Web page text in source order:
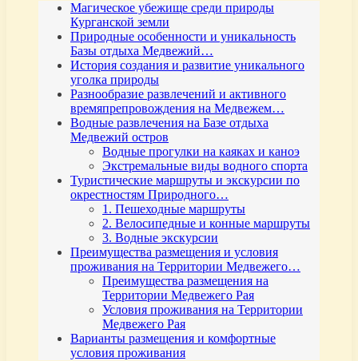
Магическое убежище среди природы
Курганской земли
Природные особенности и уникальность
Базы отдыха Медвежий…
История создания и развитие уникального
уголка природы
Разнообразие развлечений и активного
времяпрепровождения на Медвежем…
Водные развлечения на Базе отдыха
Медвежий остров
Водные прогулки на каяках и каноэ
Экстремальные виды водного спорта
Туристические маршруты и экскурсии по
окрестностям Природного…
1. Пешеходные маршруты
2. Велосипедные и конные маршруты
3. Водные экскурсии
Преимущества размещения и условия
проживания на Территории Медвежего…
Преимущества размещения на
Территории Медвежего Рая
Условия проживания на Территории
Медвежего Рая
Варианты размещения и комфортные
условия проживания